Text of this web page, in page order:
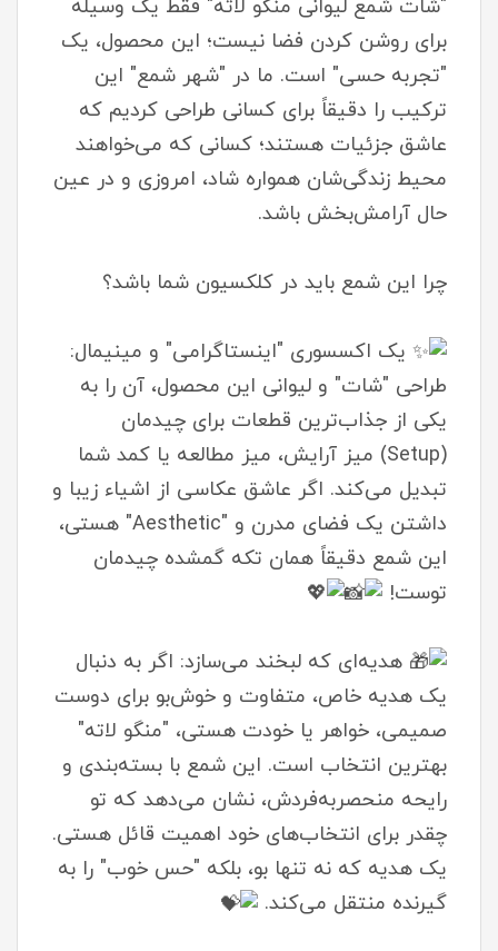
"شات شمع لیوانی منگو لاته" فقط یک وسیله
برای روشن کردن فضا نیست؛ این محصول، یک
"تجربه حسی" است. ما در "شهر شمع" این
ترکیب را دقیقاً برای کسانی طراحی کردیم که
عاشق جزئیات هستند؛ کسانی که می‌خواهند
محیط زندگی‌شان همواره شاد، امروزی و در عین
حال آرامش‌بخش باشد.
چرا این شمع باید در کلکسیون شما باشد؟
یک اکسسوری "اینستاگرامی" و مینیمال:
طراحی "شات" و لیوانی این محصول، آن را به
یکی از جذاب‌ترین قطعات برای چیدمان
(Setup) میز آرایش، میز مطالعه یا کمد شما
تبدیل می‌کند. اگر عاشق عکاسی از اشیاء زیبا و
داشتن یک فضای مدرن و "Aesthetic" هستی،
این شمع دقیقاً همان تکه گمشده چیدمان
توست!
هدیه‌ای که لبخند می‌سازد: اگر به دنبال
یک هدیه خاص، متفاوت و خوش‌بو برای دوست
صمیمی، خواهر یا خودت هستی، "منگو لاته"
بهترین انتخاب است. این شمع با بسته‌بندی و
رایحه منحصربه‌فردش، نشان می‌دهد که تو
چقدر برای انتخاب‌های خود اهمیت قائل هستی.
یک هدیه که نه تنها بو، بلکه "حس خوب" را به
گیرنده منتقل می‌کند.